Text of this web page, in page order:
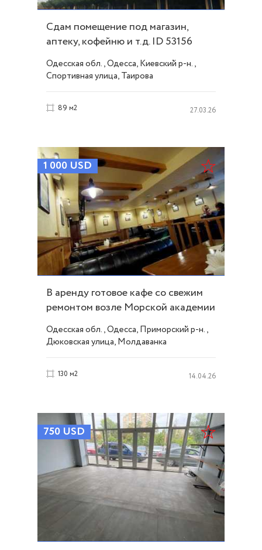
Сдам помещение под магазин,
аптеку, кофейню и т.д. ID 53156
Одесская обл., Одесса, Киевский р-н.,
Спортивная улица, Таирова
89 м2 27.03.26
1 000 USD
В аренду готовое кафе со свежим
ремонтом возле Морской академии
ID 53191
Одесская обл., Одесса, Приморский р-н.,
Дюковская улица, Молдаванка
130 м2 14.04.26
750 USD